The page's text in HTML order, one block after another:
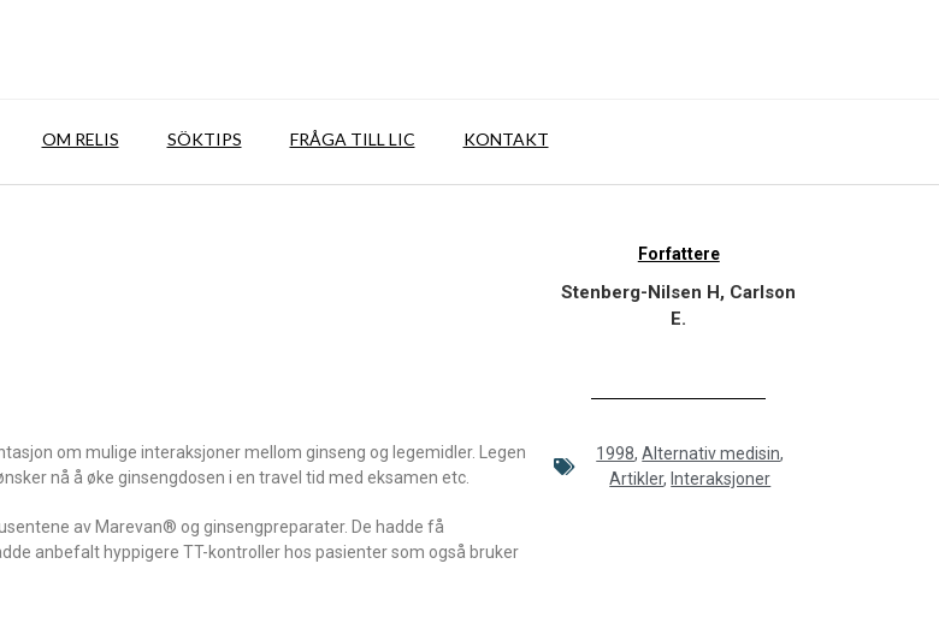
OM RELIS SÖKTIPS FRÅGA TILL LIC KONTAKT
om mulige interaksjoner mellom ginseng og legemidler. Legen
nå å øke ginsengdosen i en travel tid med eksamen etc.
av Marevan® og ginsengpreparater. De hadde få
anbefalt hyppigere TT-kontroller hos pasienter som også bruker
Forfattere
Stenberg-Nilsen H, Carlson
E.
1998,Alternativ medisin,
Artikler, Interaksjoner